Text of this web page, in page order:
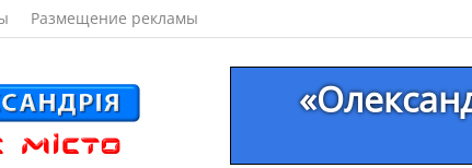
Размещение рекламы